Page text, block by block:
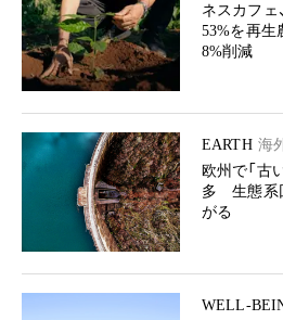
ネスカフェ
53%を再
8%削減
EARTH 海
欧州で「古
多 生態系
がる
WELL-